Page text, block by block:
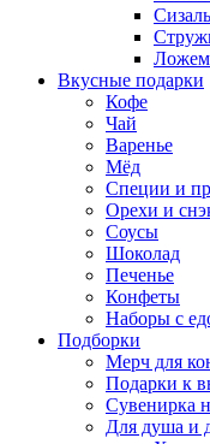
Сизаль
Вкусные подарки
Кофе
Чай
Варенье
Мёд
Специи и
Орехи и
Соусы
Шоколад
Печенье
Конфеты
Наборы с
Подборки
Мерч для
Подарки к
Сувенирка
Для душа и